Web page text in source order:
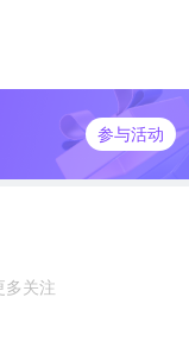
体验馆——
拥城”的绝
顶豪生活的
从不急于自
参与活动
多关注